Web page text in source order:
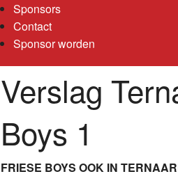
Sponsors
Contact
Sponsor worden
Verslag
Boys 1
FRIESE BOYS OOK IN